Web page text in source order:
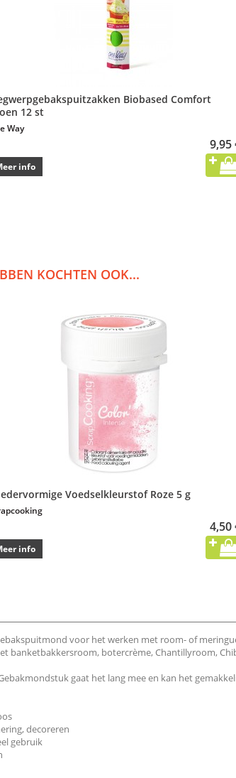
Biobased Comfort
12 st
Way
9,95
info
KOCHTEN OOK...
Voedselkleurstof Roze 5 g
4,50
info
voor het werken met room- of
banketbakkersroom, botercrème, Chantillyroom,
gaat het lang mee en kan het
decoreren
gebruik